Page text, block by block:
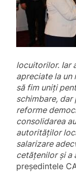
locuitorilor. Iar
apreciate la un
să fim uniți
schimbare, dar
reforme
consolidarea
autorităților
salarizare
cetățenilor și a
președintele